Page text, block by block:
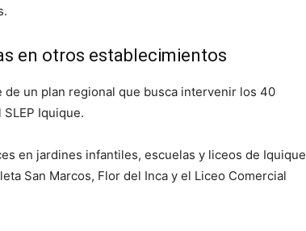
en otros establecimientos
un plan regional que busca intervenir los 40
Iquique.
en jardines infantiles, escuelas y liceos de Iquique
San Marcos, Flor del Inca y el Liceo Comercial